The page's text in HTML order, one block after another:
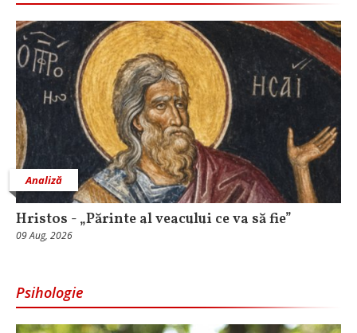
Analiză
Hristos - „Părinte al veacului ce va să fie”
09 Aug, 2026
Psihologie